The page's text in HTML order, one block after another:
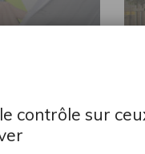
contrôle sur
2020